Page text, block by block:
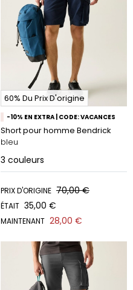
60% Du Prix D'origine
-10% EN EXTRA | CODE: VACANCES
Short pour homme Bendrick
bleu
3 couleurs
PRIX D'ORIGINE 70,00 €
ÉTAIT 35,00 €
MAINTENANT 28,00 €